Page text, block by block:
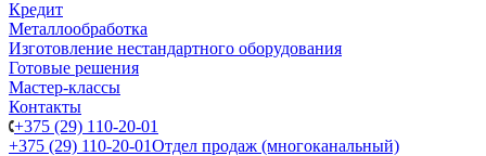
Кредит
Металлообработка
Изготовление нестандартного оборудования
Готовые решения
Мастер-классы
Контакты
+375 (29) 110-20-01
+375 (29) 110-20-01Отдел продаж (многоканальный)